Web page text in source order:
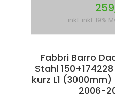
inkl. inkl. 19%
Fabbri Barro
Stahl
kurz L1
2006-